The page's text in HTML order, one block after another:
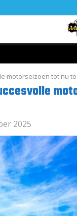
motorseizoen tot nu
2025